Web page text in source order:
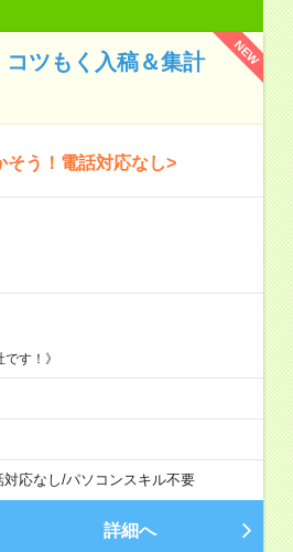
NEW
ツもく入稿＆集計
う！電話対応なし>
す！》
対応なし/パソコンスキル不要
詳細へ